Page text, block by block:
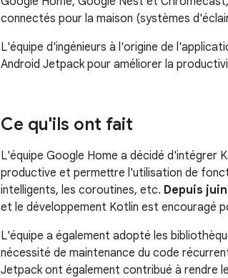
connectés pour la maison (systèmes
L'équipe d'ingénieurs à l'origine de
Android Jetpack pour améliorer la
Ce qu'ils ont fait
L'équipe Google Home a décidé d'intégrer
productive et permettre l'utilisation de
intelligents, les coroutines, etc. Depuis
et le développement Kotlin est encouragé
L'équipe a également adopté les
nécessité de maintenance du code
Jetpack ont également contribué à rendre